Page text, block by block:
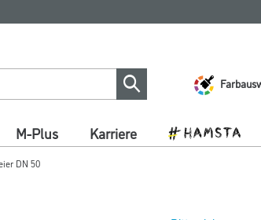
M-Plus Karriere
DN 50